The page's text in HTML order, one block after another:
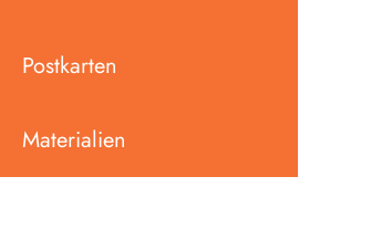
Postkarten
Materialien